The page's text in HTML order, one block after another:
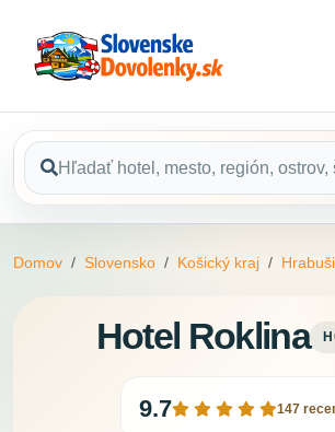
Domov Slovensko Košický kraj
Hotel Roklina
9.7 147